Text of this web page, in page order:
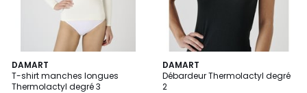
DAMART
T-shirt manches longues
Thermolactyl degré 3
5
/
5
DAMART
Débardeur Thermolactyl degré
2
5
/
2
Couleurs